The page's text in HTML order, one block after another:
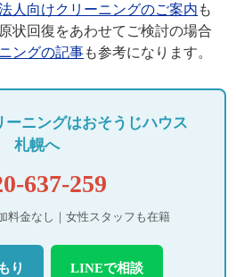
人向けクリーニングのご案内 も
状回復をあわせてご検討の場合
ングの記事も参考になります。
ーニングはおそうじハウス
札幌へ
637-259
料金なし｜女性スタッフも在籍
り LINEで相談